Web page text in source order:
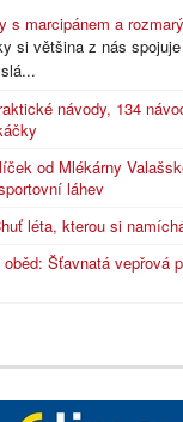
s marcipánem a
si většina z nás
návody, 134
od Mlékárny
láhev
léta, kterou si
Šťavnatá vepřová